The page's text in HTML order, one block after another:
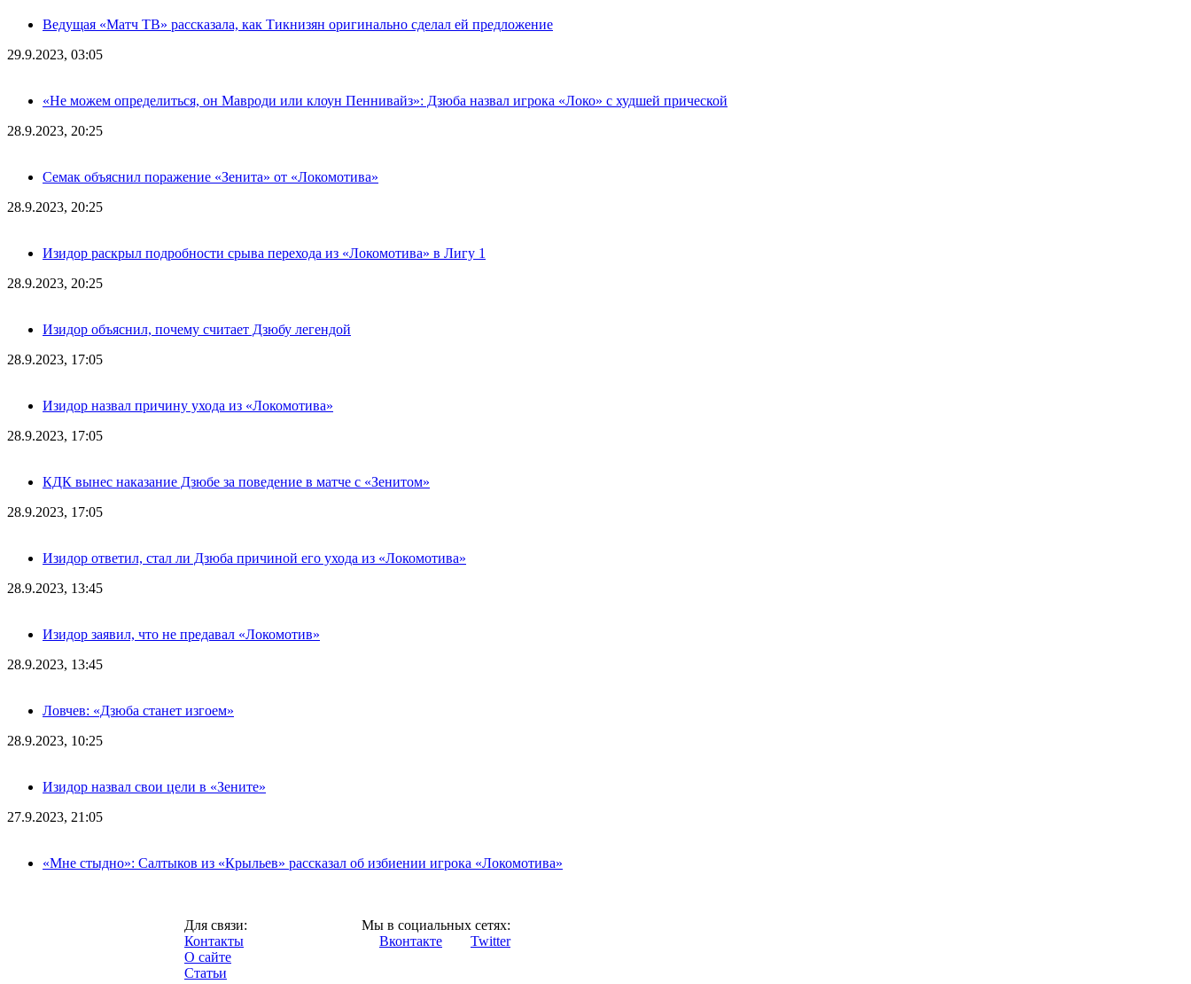
Ведущая «Матч ТВ» рассказала, как Тикнизян оригинально сделал ей предложение
29.9.2023, 03:05
«Не можем определиться, он Мавроди или клоун Пеннивайз»: Дзюба назвал игрока «Локо» с худшей прической
28.9.2023, 20:25
Семак объяснил поражение «Зенита» от «Локомотива»
28.9.2023, 20:25
Изидор раскрыл подробности срыва перехода из «Локомотива» в Лигу 1
28.9.2023, 20:25
Изидор объяснил, почему считает Дзюбу легендой
28.9.2023, 17:05
Изидор назвал причину ухода из «Локомотива»
28.9.2023, 17:05
КДК вынес наказание Дзюбе за поведение в матче с «Зенитом»
28.9.2023, 17:05
Изидор ответил, стал ли Дзюба причиной его ухода из «Локомотива»
28.9.2023, 13:45
Изидор заявил, что не предавал «Локомотив»
28.9.2023, 13:45
Ловчев: «Дзюба станет изгоем»
28.9.2023, 10:25
Изидор назвал свои цели в «Зените»
27.9.2023, 21:05
«Мне стыдно»: Салтыков из «Крыльев» рассказал об избиении игрока «Локомотива»
Для связи:
Контакты
О сайте
Статьи
Мы в социальных сетях:
Вконтакте
Twitter